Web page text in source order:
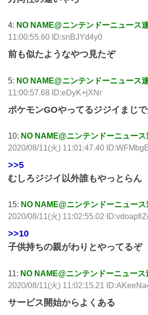
4: NO NAME@ニンテンドーニュース
11:00:55.60 ID:snBJYd4y0
前も似たようなやつ見たぞ
5: NO NAME@ニンテンドーニュース
11:00:57.68 ID:eDyK+jXNr
ポケモンGOやってるジジイまじ
10: NO NAME@ニンテンドーニュース
2020/08/11(火) 11:01:47.40
>>5
むしろジジイ以外誰もやっとらん
15: NO NAME@ニンテンドーニュース
2020/08/11(火) 11:02:55.02
>>10
子供持ちの親がわりとやってるぞ
11: NO NAME@ニンテンドーニュース
2020/08/11(火) 11:02:15.21
サービス開始からよくある